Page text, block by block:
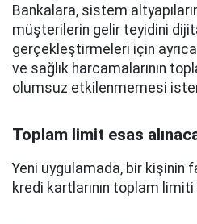
Bankalara, sistem
müşterilerin gelir teyidini
gerçekleştirmeleri için
ve sağlık harcamalarının
olumsuz etkilenmemesi
Toplam limit esas
Yeni uygulamada, bir kişinin
kredi kartlarının toplam